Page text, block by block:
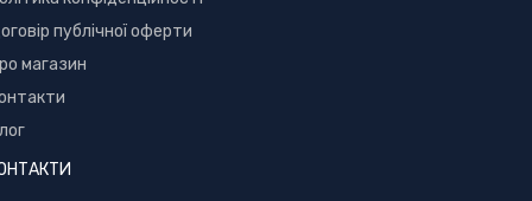
публічної оферти
магазин